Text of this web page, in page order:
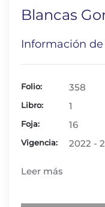
Blancas
Información
Folio: 358
Libro: 1
Foja: 16
Vigencia: 2022 -
Leer más